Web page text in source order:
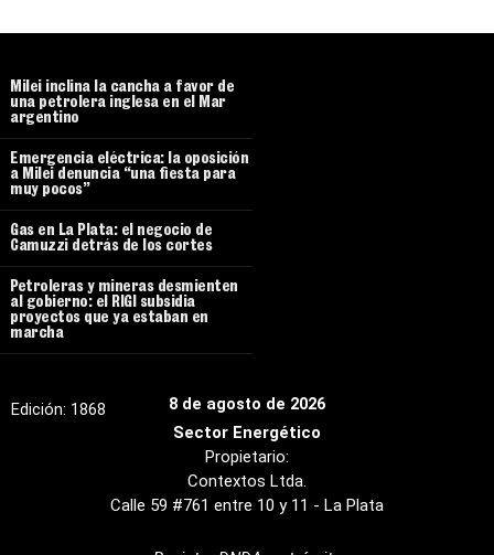
8 de agosto de 2026
Edición: 1868
Sector Energético
Propietario:
Contextos Ltda.
Calle 59 #761 entre 10 y 11 - La Plata
Milei inclina la cancha a favor de
una petrolera inglesa en el Mar
argentino
Emergencia eléctrica: la oposición
a Milei denuncia “una fiesta para
muy pocos”
Gas en La Plata: el negocio de
Camuzzi detrás de los cortes
Petroleras y mineras desmienten
al gobierno: el RIGI subsidia
proyectos que ya estaban en
marcha